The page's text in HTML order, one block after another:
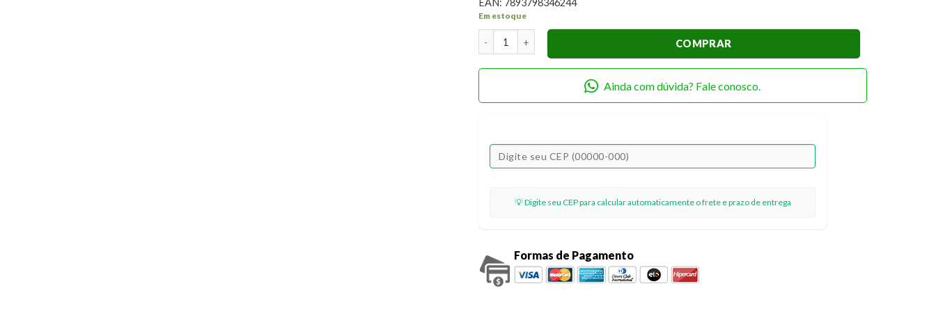
EAN: 7893798346244
Em estoque
Stencil Litoarte STA-165 Home is where my Honey 14x 14cm quantidade
COMPRAR
Ainda com dúvida? Fale conosco.
💡 Digite seu CEP para calcular automaticamente o frete e prazo de entrega
Formas de Pagamento